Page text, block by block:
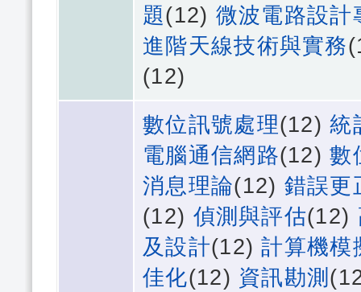
題(12) 微波電路設計
進階天線技術與實務
(12)
數位訊號處理(12)統
電腦通信網路(12)數
消息理論(12) 錯誤更
(12) 偵測與評估(12)
及設計(12)計算機模
佳化(12) 資訊勘測